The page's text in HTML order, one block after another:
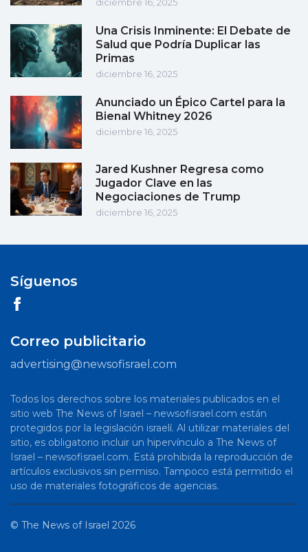
diciembre 16, 2025
Una Crisis Inminente: El Debate de
Salud que Podría Duplicar las
Primas
diciembre 16, 2025
Anunciado un Épico Cartel para la
Bienal Whitney 2026
diciembre 16, 2025
Jared Kushner Regresa como
Jugador Clave en las
Negociaciones de Trump
diciembre 16, 2025
Síguenos
Correo publicitario
advertising@newsofisrael.com
Todos los derechos sobre los materiales publicados en el
sitio web The News of Israel – newsofisrael.com están
protegidos por la legislación israelí. Al utilizar materiales del
sitio, es obligatorio incluir un hipervínculo a The News of
Israel – newsofisrael.com. Está prohibida la reproducción de
artículos exclusivos sin permiso. Tampoco está permitido el
uso de materiales fotográficos de agencias.
© The News of Israel 2026